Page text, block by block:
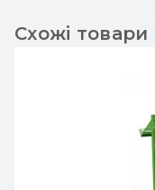
Схожі товари